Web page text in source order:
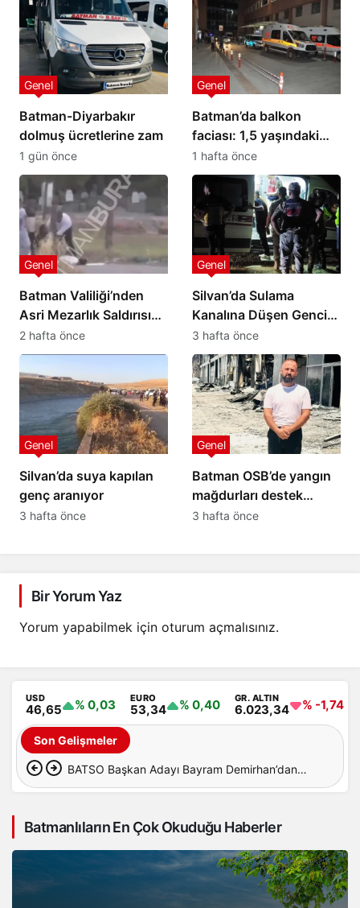
Batman-Diyarbakır
dolmuş ücretlerine zam
Genel
1 gün önce
Batman’da balkon
faciası: 1,5 yaşındaki
bebek hayatını kaybetti
Genel
1 hafta önce
Batman Valiliği’nden
Asri Mezarlık Saldırısına
İlişkin Açıklama
Genel
2 hafta önce
Silvan’da Sulama
Kanalına Düşen Gencin
Cansız Bedenine 4,5
Saat Sonra Ulaşıldı
Genel
3 hafta önce
Silvan’da suya kapılan
genç aranıyor
Genel
3 hafta önce
Batman OSB’de yangın
mağdurları destek
bekliyor: 20 yıllık
Genel
3 hafta önce
Bir Yorum Yaz
Yorum yapabilmek için oturum açmalısınız.
USD
46,65 % 0,03 EURO
53,34 % 0,40 GR. ALTIN
6.023,34 % -1,74
Son Gelişmeler
BATSO Başkan Adayı Bayram Demirhan’dan
Batmanlıların En Çok Okuduğu Haberler